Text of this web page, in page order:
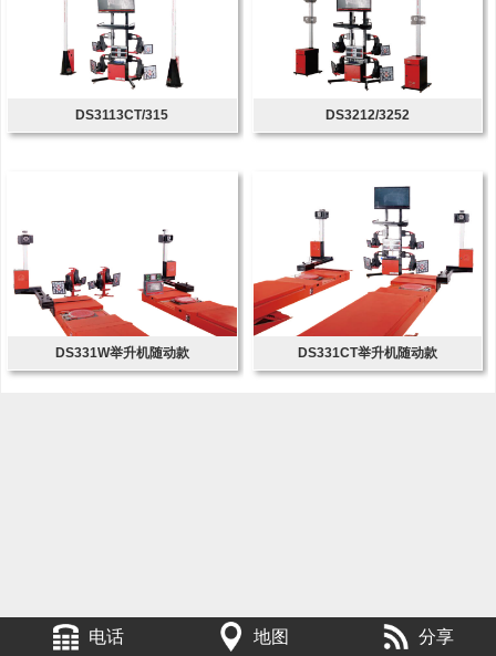
DS3113CT/315 DS3212/3252
DS331W举升机随动款 DS331CT举升机随动款
电话 地图 分享